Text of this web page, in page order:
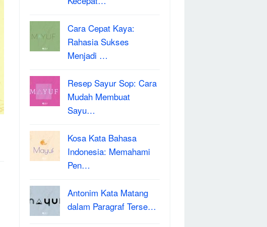
Cara Cepat Kaya:
Rahasia Sukses
Menjadi …
Resep Sayur Sop: Cara
Mudah Membuat
Sayu…
Kosa Kata Bahasa
Indonesia: Memahami
Pen…
Antonim Kata Matang
dalam Paragraf Terse…